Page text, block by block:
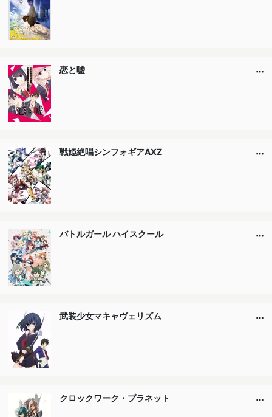
恋と嘘
戦姫絶唱シンフォギアAXZ
バトルガール ハイスクール
武装少女マキャヴェリズム
クロックワーク・プラネット